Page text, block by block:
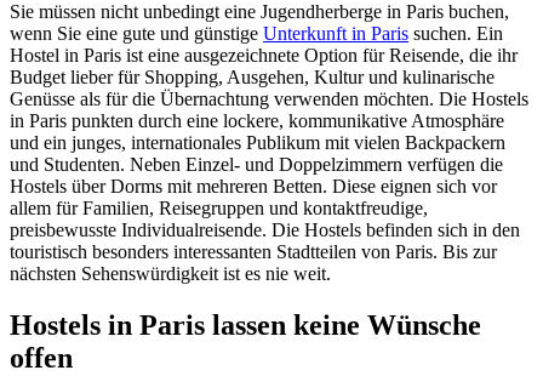
Sie müssen nicht unbedingt eine Jugendherberge in Paris buchen,
wenn Sie eine gute und günstige Unterkunft in Paris suchen. Ein
Hostel in Paris ist eine ausgezeichnete Option für Reisende, die ihr
Budget lieber für Shopping, Ausgehen, Kultur und kulinarische
Genüsse als für die Übernachtung verwenden möchten. Die Hostels
in Paris punkten durch eine lockere, kommunikative Atmosphäre
und ein junges, internationales Publikum mit vielen Backpackern
und Studenten. Neben Einzel- und Doppelzimmern verfügen die
Hostels über Dorms mit mehreren Betten. Diese eignen sich vor
allem für Familien, Reisegruppen und kontaktfreudige,
preisbewusste Individualreisende. Die Hostels befinden sich in den
touristisch besonders interessanten Stadtteilen von Paris. Bis zur
nächsten Sehenswürdigkeit ist es nie weit.
Hostels in Paris lassen keine Wünsche
offen